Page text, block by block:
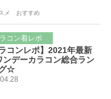
メ おすすめ
コン着レポ
ラコンレポ】2021年最新
ンデーカラコン総合ラン
☆